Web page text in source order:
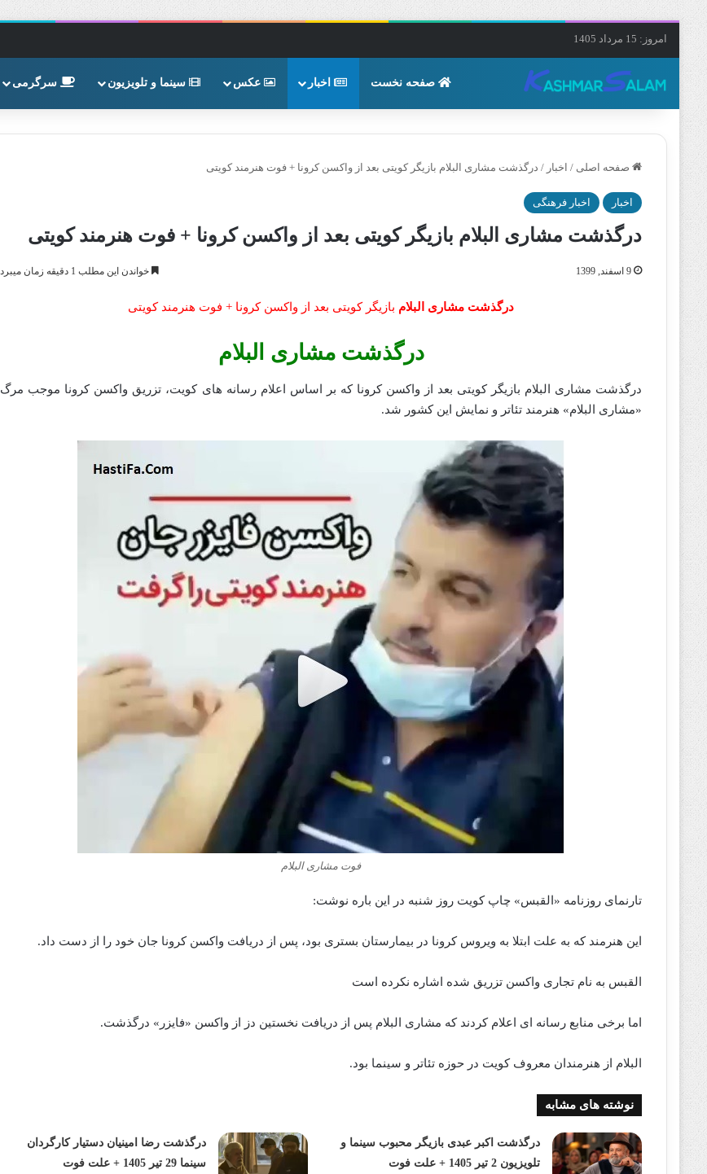
امروز: 15 مرداد 1405
صفحه نخست اخبار عکس سینما و تلویزیون سرگرمی
صفحه اصلی / اخبار / درگذشت مشاری البلام بازیگر کویتی بعد از واکسن کرونا + فوت هنرمند کویتی
اخبار اخبار فرهنگی
درگذشت مشاری البلام بازیگر کویتی بعد از واکسن کرونا + فوت هنرمند کویتی
9 اسفند, 1399 خواندن این مطلب 1 دقیقه زمان میبرد
درگذشت مشاری البلام بازیگر کویتی بعد از واکسن کرونا + فوت هنرمند کویتی
درگذشت مشاری البلام
درگذشت مشاری البلام بازیگر کویتی بعد از واکسن کرونا که بر اساس اعلام رسانه های کویت، تزریق واکسن کرونا موجب مرگ
«مشاری البلام» هنرمند تئاتر و نمایش این کشور شد.
فوت مشاری البلام
تارنمای روزنامه «القبس» چاپ کویت روز شنبه در این باره نوشت:
این هنرمند که به علت ابتلا به ویروس کرونا در بیمارستان بستری بود، پس از دریافت واکسن کرونا جان خود را از دست داد.
القبس به نام تجاری واکسن تزریق شده اشاره نکرده است
اما برخی منابع رسانه ای اعلام کردند که مشاری البلام پس از دریافت نخستین دز از واکسن «فایزر» درگذشت.
البلام از هنرمندان معروف کویت در حوزه تئاتر و سینما بود.
نوشته های مشابه
درگذشت اکبر عبدی بازیگر محبوب سینما و
تلویزیون 2 تیر 1405 + علت فوت
درگذشت رضا امینیان دستیار کارگردان
سینما 29 تیر 1405 + علت فوت